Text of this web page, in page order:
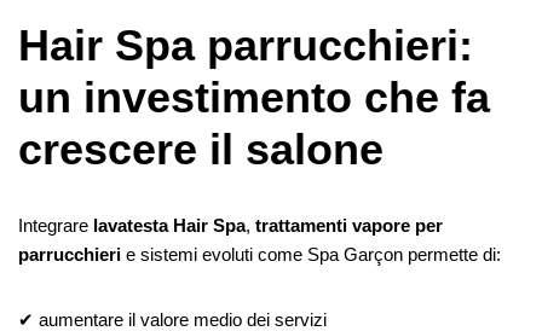
Hair Spa parrucchieri:
un investimento che fa
crescere il salone
Integrare lavatesta Hair Spa, trattamenti vapore per
parrucchieri e sistemi evoluti come Spa Garçon permette di:
✔ aumentare il valore medio dei servizi